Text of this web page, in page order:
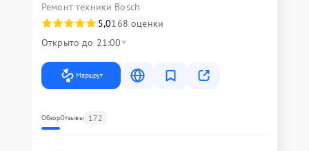
Ремонт техники Bosch
5,0168 оценки
Открыто до 21:00
Маршрут
ОбзорОтзывы 172